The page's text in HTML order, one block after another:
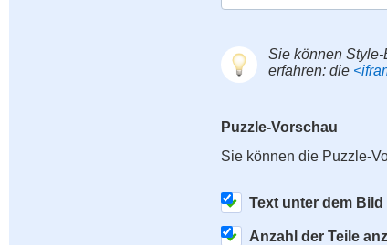
Sie können
erfahren: die
Puzzle-Vorschau
Sie können die Puzzle-
Text unter dem Bild
Anzahl der Teile